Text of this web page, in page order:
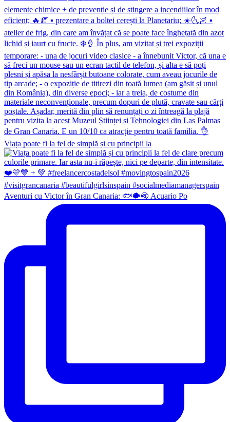
Viața poate fi la fel de simplă și cu principii la
Aventuri cu Victor în Gran Canaria: 🐟🐡🍥 Acuario Po